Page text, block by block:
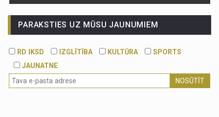
PARAKSTIES UZ MŪSU JAUNUMIEM
RD IKSD IZGLĪTĪBA KULTŪRA
SPORTS
JAUNATNE
NOSŪTĪT